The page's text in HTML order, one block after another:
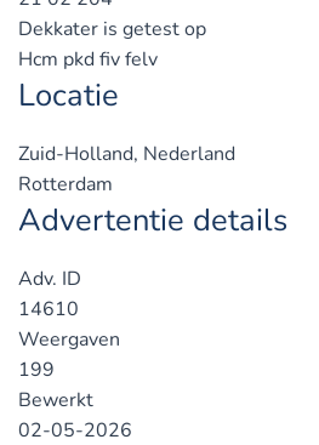
Dekkater is getest op
Hcm pkd fiv felv
Locatie
Zuid-Holland, Nederland
Rotterdam
Advertentie details
Adv. ID
14610
Weergaven
199
Bewerkt
02-05-2026